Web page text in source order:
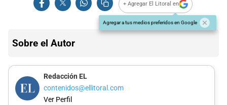
+ Agregar El Litoral en
Agregar a tus medios preferidos en Google
Sobre el Autor
Redacción EL
contenidos@ellitoral.com
Ver Perfil